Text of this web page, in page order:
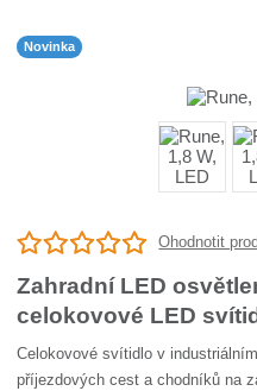
Novinka
Ohodnotit
Zahradní LED
celokovové LED
Celokovové svítidlo v
příjezdových cest a chodníků na